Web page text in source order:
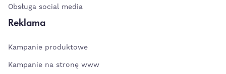
Obsługa social media
Reklama
Kampanie produktowe
Kampanie na stronę www